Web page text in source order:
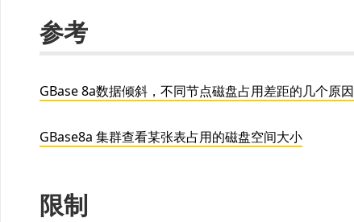
参考
GBase 8a数据倾斜，不同节点磁盘占用差距的几个原因
GBase8a 集群查看某张表占用的磁盘空间大小
限制